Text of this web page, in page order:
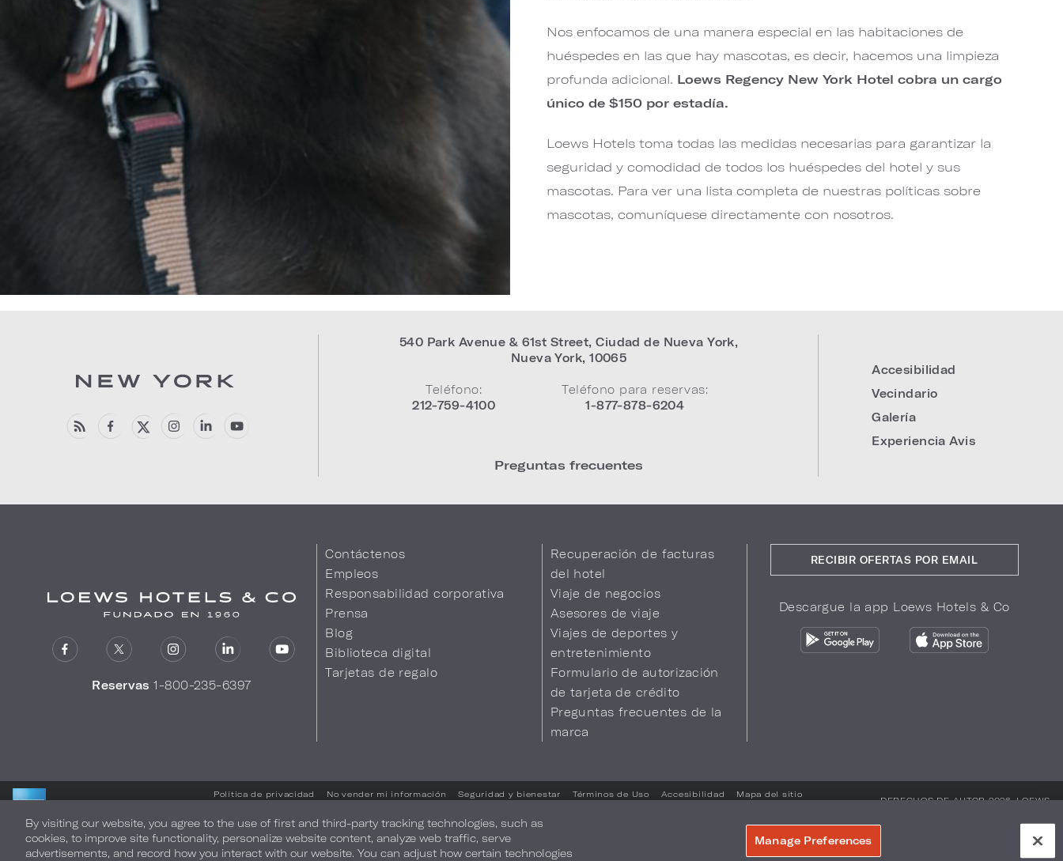
Nos enfocamos de una manera especial en las habitaciones de
huéspedes en las que hay mascotas, es decir, hacemos una limpieza
profunda adicional. Loews Regency New York Hotel cobra un cargo
único de $150 por estadía.
Loews Hotels toma todas las medidas necesarias para garantizar la
seguridad y comodidad de todos los huéspedes del hotel y sus
mascotas. Para ver una lista completa de nuestras políticas sobre
mascotas, comuníquese directamente con nosotros.
540 Park Avenue & 61st Street,Ciudad de Nueva York,
Nueva York,10065
Teléfono:
212-759-4100
Teléfono para reservas:
1-877-878-6204
Preguntas frecuentes
Accesibilidad
Vecindario
Galería
Experiencia Avis
Reservas 1-800-235-6397
Contáctenos
Empleos
Responsabilidad corporativa
Prensa
Blog
Biblioteca digital
Tarjetas de regalo
Recuperación de facturas
del hotel
Viaje de negocios
Asesores de viaje
Viajes de deportes y
entretenimiento
Formulario de autorización
de tarjeta de crédito
Preguntas frecuentes de la
marca
RECIBIR OFERTAS POR EMAIL
Descargue la app Loews Hotels & Co
LOEWS HOTELS & CO
LE DA UNA CORDIAL BIENVENIDA
Política de privacidad No vender mi información Seguridad y bienestar Términos de Uso Accesibilidad Mapa del sitio
Sus opciones de privacidad
DERECHOS DE AUTOR 2026.LOEWS
By visiting our website, you agree to the use of first and third-party tracking technologies, such as
cookies, to improve site functionality, personalize website content, analyze web traffic, serve
advertisements, and record how you interact with our website. You can adjust how certain technologies
Manage Preferences